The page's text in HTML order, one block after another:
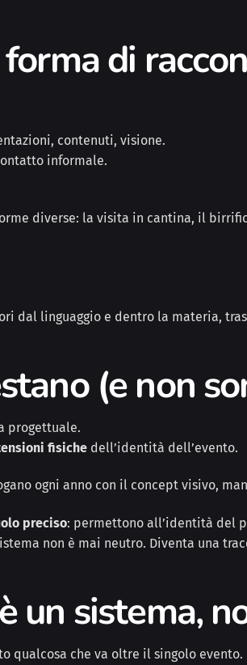
di
contenuti, visione.
informale.
diverse: la visita in cantina, il
dal linguaggio e dentro la materia,
(e non
progettuale.
fisiche dell’identità dell’evento.
ogni anno con il concept visivo,
preciso: permettono all’identità del
non è mai neutro. Diventa una
un sistema,
qualcosa che va oltre il singolo evento.